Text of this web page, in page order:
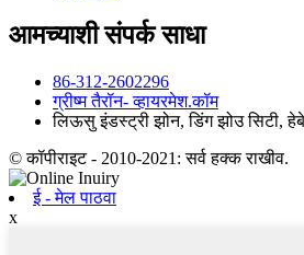
आमच्याशी संपर्क साधा
86-312-2602296
ग्रीष्म ‍तैरॉन- व्हायरमेश.कॉम
लिऊसु इंडस्ट्री झोन, डिंग झोउ सिटी,
© कॉपीराइट - 2010-2021: सर्व हक्क राखीव.
ई - मेल पाठवा
x